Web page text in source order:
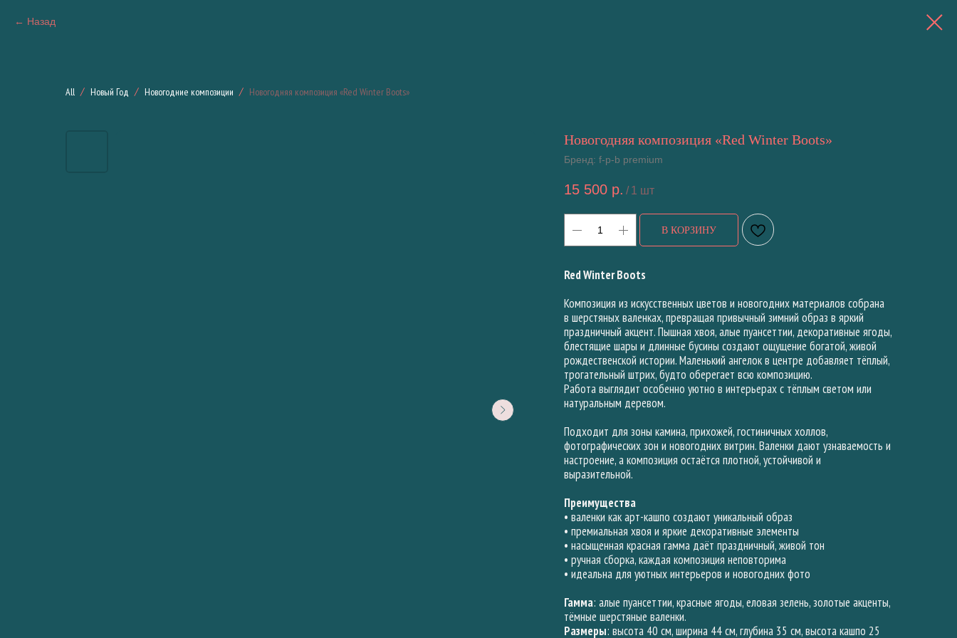
Назад
All Новый Год Новогодние композиции Новогодняя композиция «Red Winter Boots»
Новогодняя композиция «Red Winter Boots»
Бренд: f-p-b premium
15 500 р. / 1 шт
В КОРЗИНУ
Red Winter Boots
Композиция из искусственных цветов и новогодних материалов собрана
в шерстяных валенках, превращая привычный зимний образ в яркий
праздничный акцент. Пышная хвоя, алые пуансеттии, декоративные ягоды,
блестящие шары и длинные бусины создают ощущение богатой, живой
рождественской истории. Маленький ангелок в центре добавляет тёплый,
трогательный штрих, будто оберегает всю композицию.
Работа выглядит особенно уютно в интерьерах с тёплым светом или
натуральным деревом.
Подходит для зоны камина, прихожей, гостиничных холлов,
фотографических зон и новогодних витрин. Валенки дают узнаваемость и
настроение, а композиция остаётся плотной, устойчивой и
выразительной.
Преимущества
• валенки как арт-кашпо создают уникальный образ
• премиальная хвоя и яркие декоративные элементы
• насыщенная красная гамма даёт праздничный, живой тон
• ручная сборка, каждая композиция неповторима
• идеальна для уютных интерьеров и новогодних фото
Гамма: алые пуансеттии, красные ягоды, еловая зелень, золотые акценты,
тёмные шерстяные валенки.
Размеры: высота 40 см, ширина 44 см, глубина 35 см, высота кашпо 25